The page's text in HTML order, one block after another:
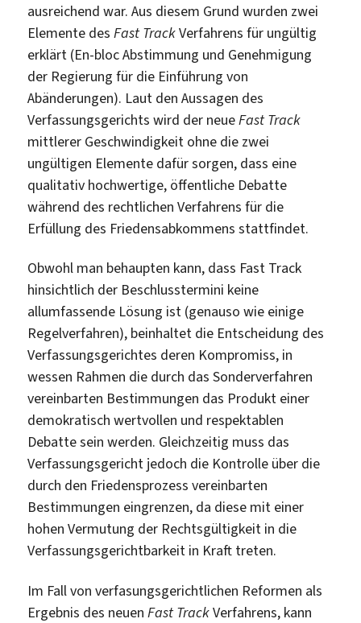
ausreichend war. Aus diesem Grund wurden zwei
Elemente desFast TrackVerfahrens für ungültig
erklärt (En-bloc Abstimmung und Genehmigung
der Regierung für die Einführung von
Abänderungen). Laut den Aussagen des
Verfassungsgerichts wird der neueFast Track
mittlerer Geschwindigkeit ohne die zwei
ungültigen Elemente dafür sorgen, dass eine
qualitativ hochwertige, öffentliche Debatte
während des rechtlichen Verfahrens für die
Erfüllung des Friedensabkommens stattfindet.
Obwohl man behaupten kann, dass Fast Track
hinsichtlich der Beschlusstermini keine
allumfassende Lösung ist (genauso wie einige
Regelverfahren), beinhaltet die Entscheidung des
Verfassungsgerichtes deren Kompromiss, in
wessen Rahmen die durch das Sonderverfahren
vereinbarten Bestimmungen das Produkt einer
demokratisch wertvollen und respektablen
Debatte sein werden. Gleichzeitig muss das
Verfassungsgericht jedoch die Kontrolle über die
durch den Friedensprozess vereinbarten
Bestimmungen eingrenzen, da diese mit einer
hohen Vermutung der Rechtsgültigkeit in die
Verfassungsgerichtbarkeit in Kraft treten.
Im Fall von verfasungsgerichtlichen Reformen als
Ergebnis des neuenFast TrackVerfahrens, kann